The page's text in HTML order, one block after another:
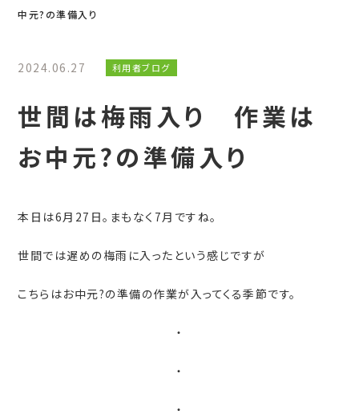
中元?の準備入り
2024.06.27 利用者ブログ
世間は梅雨入り 作業は
お中元?の準備入り
本日は6月27日。まもなく7月ですね。
世間では遅めの梅雨に入ったという感じですが
こちらはお中元?の準備の作業が入ってくる季節です。
・
・
・